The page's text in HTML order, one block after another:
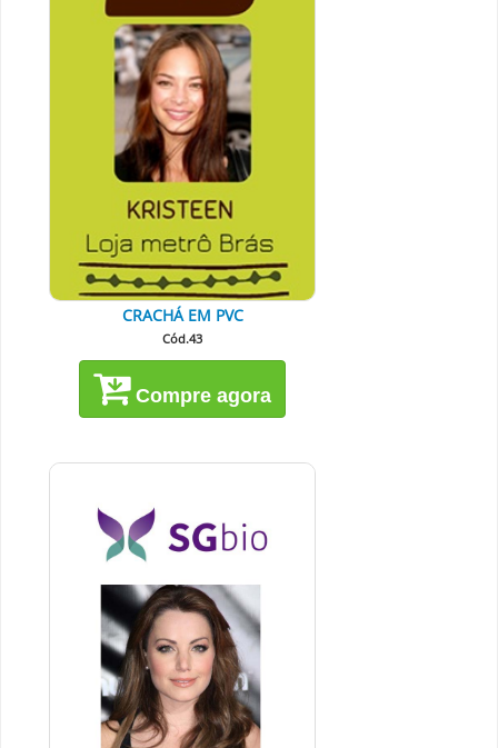
CRACHÁ EM PVC
Cód.43
Compre agora